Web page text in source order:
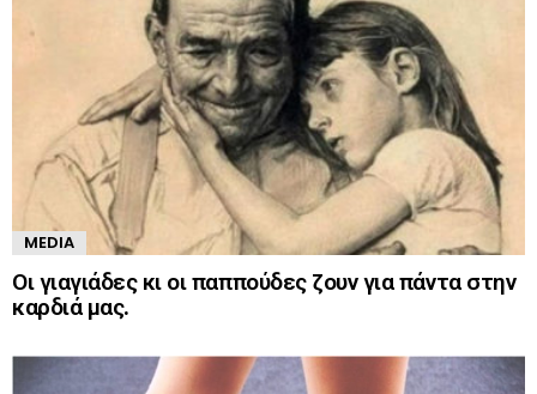
MEDIA
Οι γιαγιάδες κι οι παππούδες ζουν για πάντα στην
καρδιά μας.